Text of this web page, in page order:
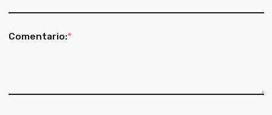
Comentario:*